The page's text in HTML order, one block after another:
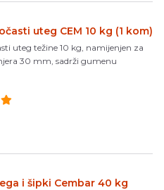
uteg CEM 10 kg (1 kom)
uteg težine 10 kg, namijenjen za
30 mm, sadrži gumenu
i šipki Cembar 40 kg